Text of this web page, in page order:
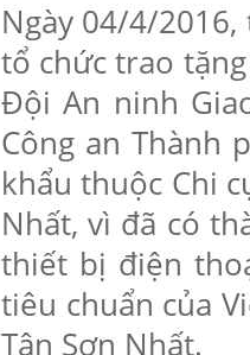
Ngày 04/4/2016,
tổ chức trao
Đội An ninh
Công an Thành
khẩu thuộc Chi
Nhất, vì đã có
thiết bị điện
tiêu chuẩn của
Tân Sơn Nhất.